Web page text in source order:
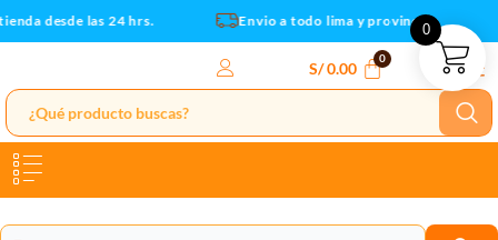
Ir
al
desde las 24 hrs. Envio a todo lima y provincias
S/0.00
0